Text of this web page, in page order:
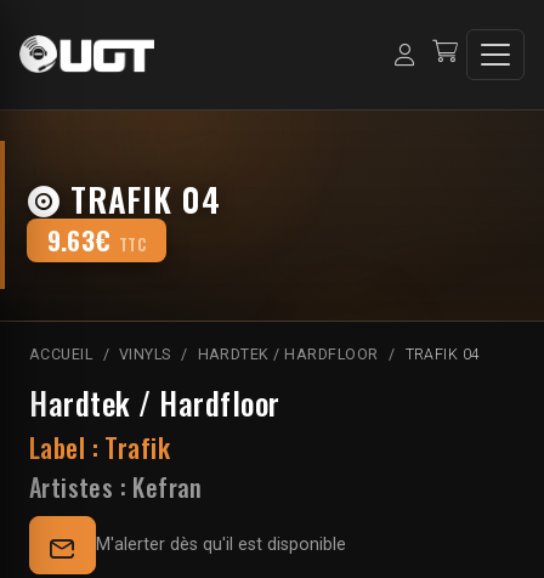
TRAFIK 04
9.63€ TTC
ACCUEIL VINYLS HARDTEK / HARDFLOOR TRAFIK 04
Hardtek / Hardfloor
Label : Trafik
Artistes : Kefran
M'alerter dès qu'il est disponible